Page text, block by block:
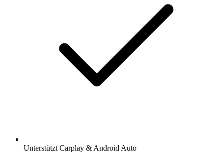
Unterstützt Carplay & Android Auto